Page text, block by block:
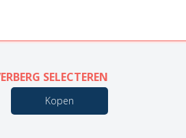
SELECTEREN
Kopen